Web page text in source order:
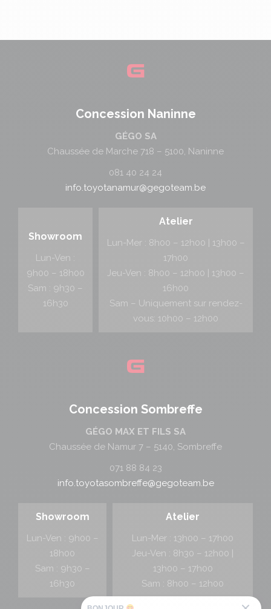
Concession Naninne
GÉGO SA
Chaussée de Marche 718 – 5100, Naninne
081 40 24 24
info.toyotanamur@gegoteam.be
Showroom
Lun-Ven :
9h00 – 18h00
Sam : 9h30 –
16h30
Atelier
Lun-Mer : 8h00 – 12h00 | 13h00 –
17h00
Jeu-Ven : 8h00 – 12h00 | 13h00 –
16h00
Sam – Uniquement sur rendez-
vous: 10h00 – 12h00
Concession Sombreffe
GÉGO MAX ET FILS SA
Chaussée de Namur 7 – 5140, Sombreffe
071 88 84 23
info.toyotasombreffe@gegoteam.be
Showroom
Lun-Ven : 9h00 –
18h00
Sam : 9h30 –
16h30
Atelier
Lun-Mer : 13h00 – 17h00
Jeu-Ven : 8h30 – 12h00 |
13h00 – 17h00
Sam : 8h00 – 12h00